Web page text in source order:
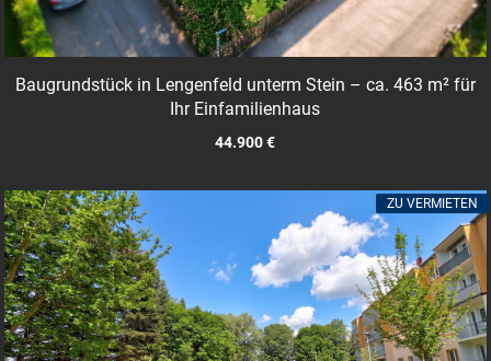
Baugrundstück in Lengenfeld unterm Stein – ca. 463 m² für
Ihr Einfamilienhaus
44.900 €
ZU VERMIETEN